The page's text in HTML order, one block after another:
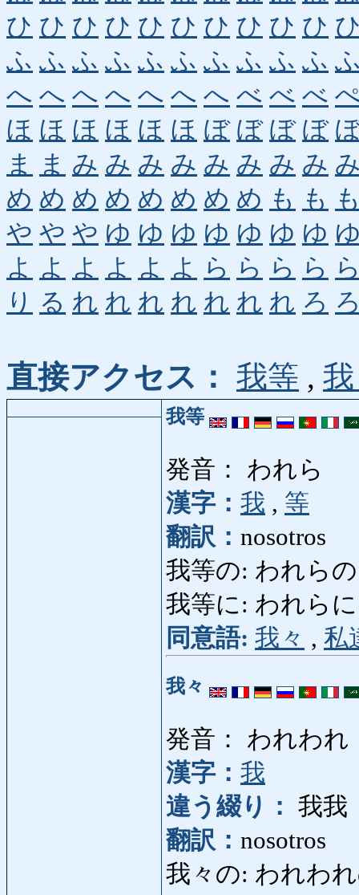
ひ ひ ひ ひ ひ ひ ひ ひ ひ ひ
ふ ふ ふ ふ ふ ふ ふ ふ ふ ふ
へ へ へ へ へ へ へ べ べ べ
ほ ほ ほ ほ ほ ほ ぼ ぼ ぼ ぼ
ま
ま み み み み み み み み
め め め め め め め め も も
や や や ゆ ゆ ゆ ゆ ゆ ゆ ゆ
よ よ よ よ よ よ ら ら ら ら
り る れ れ れ れ れ れ れ ろ
直接アクセス： 我等 ,
我等
発音： われら
漢字： 我 , 等
翻訳： nosotros
我等の: われらの
我等に: われらに
同意語: 我々 , 私
我々
発音： われわれ
漢字： 我
違う綴り： 我我
翻訳： nosotros
我々の: われわれ